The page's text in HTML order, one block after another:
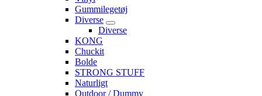
Gummilegetøj
Diverse
Diverse
KONG
Chuckit
Bolde
STRONG STUFF
Naturligt
Outdoor / Dummy